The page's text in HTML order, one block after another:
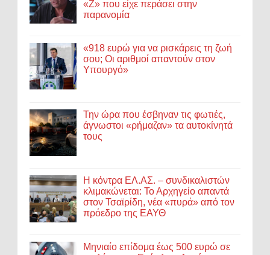
«Ζ» που είχε περάσει στην
παρανομία
«918 ευρώ για να ρισκάρεις τη ζωή
σου; Οι αριθμοί απαντούν στον
Υπουργό»
Την ώρα που έσβηναν τις φωτιές,
άγνωστοι «ρήμαζαν» τα αυτοκίνητά
τους
Η κόντρα ΕΛ.ΑΣ. – συνδικαλιστών
κλιμακώνεται: Το Αρχηγείο απαντά
στον Τσαϊρίδη, νέα «πυρά» από τον
πρόεδρο της ΕΑΥΘ
Μηνιαίο επίδομα έως 500 ευρώ σε